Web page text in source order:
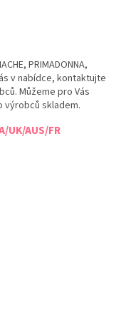
PRIMADONNA,
v nabídce, kontaktujte
Můžeme pro Vás
skladem.
UK/AUS/FR